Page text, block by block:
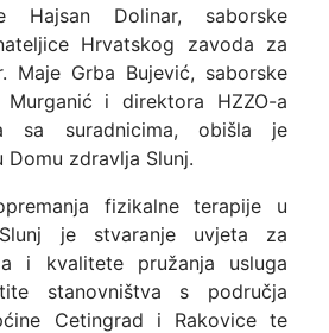
Hajsan Dolinar, saborske
Hrvatskog zavoda za
Maje Grba Bujević, saborske
Murganić i direktora HZZO-a
sa suradnicima, obišla je
zdravlja Slunj.
fizikalne terapije u
je stvaranje uvjeta za
i kvalitete pružanja usluga
stanovništva s područja
Cetingrad i Rakovice te